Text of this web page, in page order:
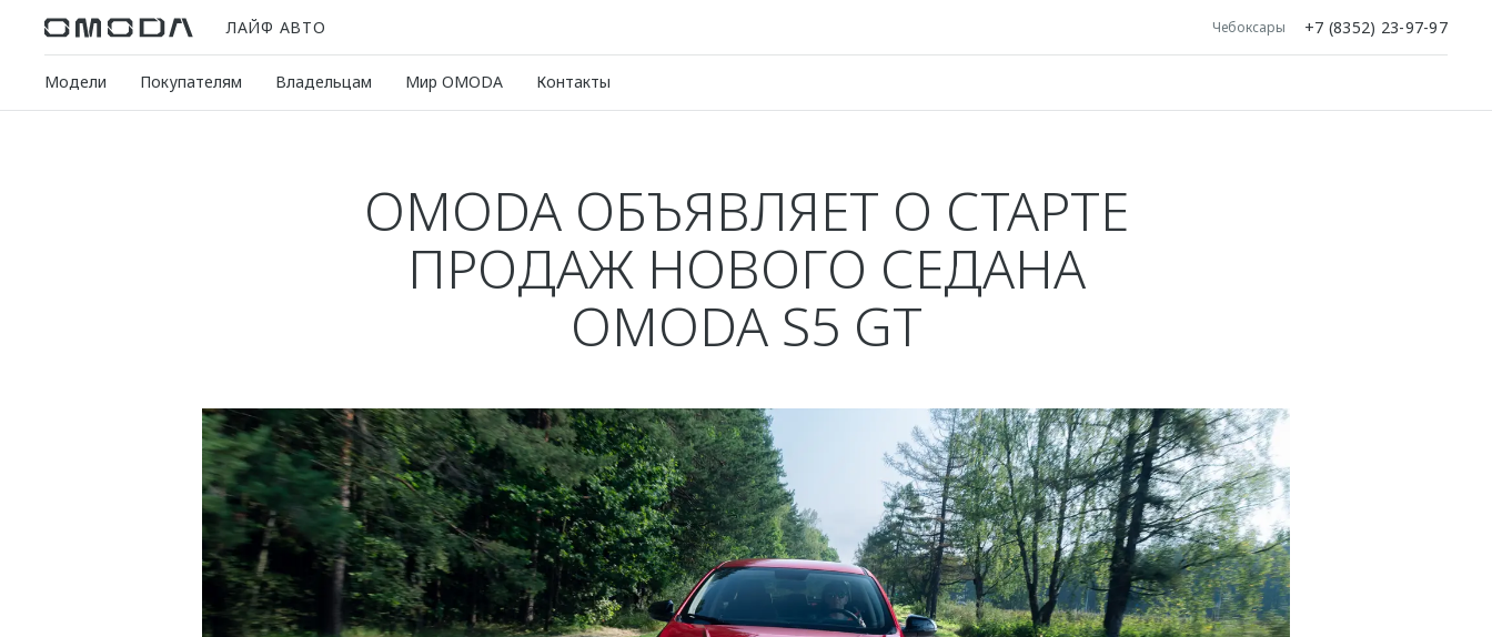
ЛАЙФ АВТО Чебоксары +7 (8352) 23-97-97
Модели Покупателям Владельцам Мир OMODA Контакты
OMODA ОБЪЯВЛЯЕТ О СТАРТЕ
ПРОДАЖ НОВОГО СЕДАНА
OMODA S5 GT